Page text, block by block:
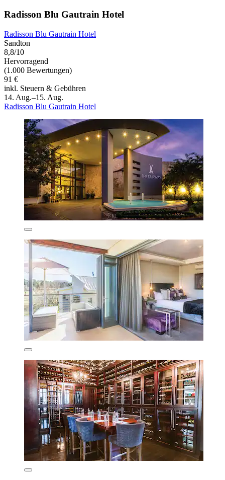
Radisson Blu Gautrain Hotel
Radisson Blu Gautrain Hotel
Sandton
8,8/10
Hervorragend
(1.000 Bewertungen)
91 €
inkl. Steuern & Gebühren
14. Aug.–15. Aug.
Radisson Blu Gautrain Hotel